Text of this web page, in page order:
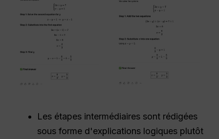
Les étapes intermédiaires sont rédigées
sous forme d'explications logiques plutôt